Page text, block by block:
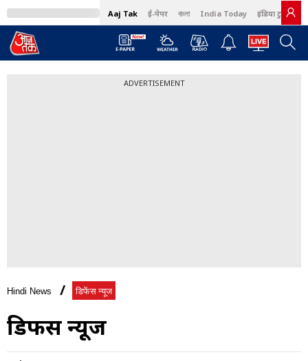
Aaj Tak ई-पेपर বাংলা India Today इंडिया टुडे हिंदी
ADVERTISEMENT
Hindi News डिफेंस न्यूज
डिफेंस न्यूज